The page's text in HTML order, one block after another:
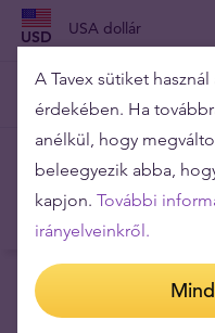
USD USA dollár
ZAR
Az árfolyam mutatja a
egységnél
A Tavex sütiket
érdekében. Ha
anélkül, hogy
beleegyezik abba,
kapjon. További
irányelveinkről.